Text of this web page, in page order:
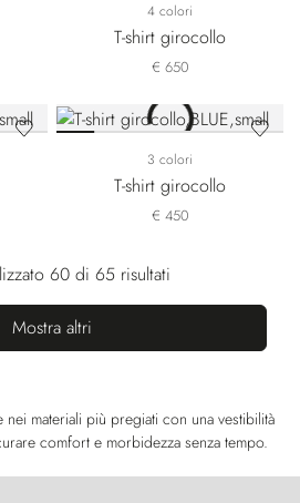
4 colori
T-shirt girocollo
€ 650
3 colori
T-shirt girocollo
€ 450
60 di 65 risultati
Mostra altri
nei materiali più pregiati con una vestibilità
comfort e morbidezza senza tempo.